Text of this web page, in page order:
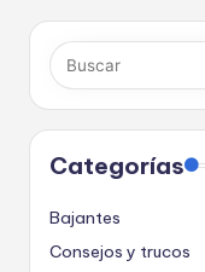
Categorías
Bajantes
Consejos y trucos